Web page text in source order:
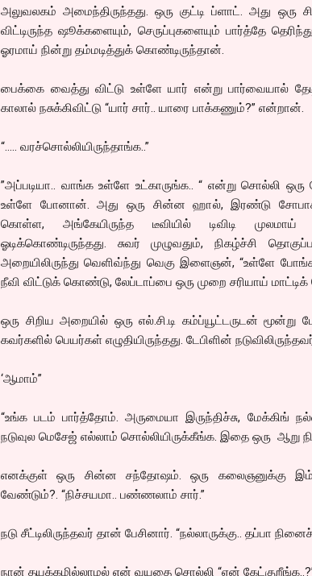
அலுவலகம் அமைந்திருந்தது. ஒரு குட்டி ப்ளாட். அது ஒரு
விட்டிருந்த ஷூக்களையும், செருப்புகளையும் பார்த்தே
ஓரமாய் நின்று தம்மடித்துக் கொண்டிருந்தான்.
பைக்கை வைத்து விட்டு உள்ளே யார் என்று பார்வையால்
காலால் நசுக்கிவிட்டு “யார் சார்.. யாரை பாக்கணும்?” என்றான்.
“….. வரச்சொல்லியிருந்தாங்க..”
”அப்படியா.. வாங்க உள்ளே உட்காருங்க.. “ என்று சொல்லி ஒரு
உள்ளே போனான். அது ஒரு சின்ன ஹால், இரண்டு
கொள்ள, அங்கேயிருந்த டீவியில் டிவிடி முலமாய்
ஓடிக்கொண்டிருந்தது. சுவர் முழுவதும், நிகழ்ச்சி
அறையிலிருந்து வெளிவ்ந்து வெகு இளைஞன், “உள்ளே
நீவி விட்டுக் கொண்டு, லேப்டாப்பை ஒரு முறை சரியாய்
ஒரு சிறிய அறையில் ஒரு எல்.சி.டி கம்ப்யூட்டருடன் மூன்று
கவர்களில் பெயர்கள் எழுதியிருந்தது. டேபிளின்
‘ஆமாம்”
“உங்க படம் பார்த்தோம். அருமையா இருந்திச்சு, மேக்கிங்
நடுவுல மெசேஜ் எல்லாம் சொல்லியிருக்கீங்க. இதை ஒரு ஆறு
எனக்குள் ஒரு சின்ன சந்தோஷம். ஒரு கலைஞனுக்கு
வேண்டும்?. “நிச்சயமா.. பண்ணலாம் சார்.”
நடு சீட்டிலிருந்தவர் தான் பேசினார். “நல்லாருக்கு.. தப்பா
நான் தயக்கமில்லாமல் என் வயதை சொல்லி “ஏன்